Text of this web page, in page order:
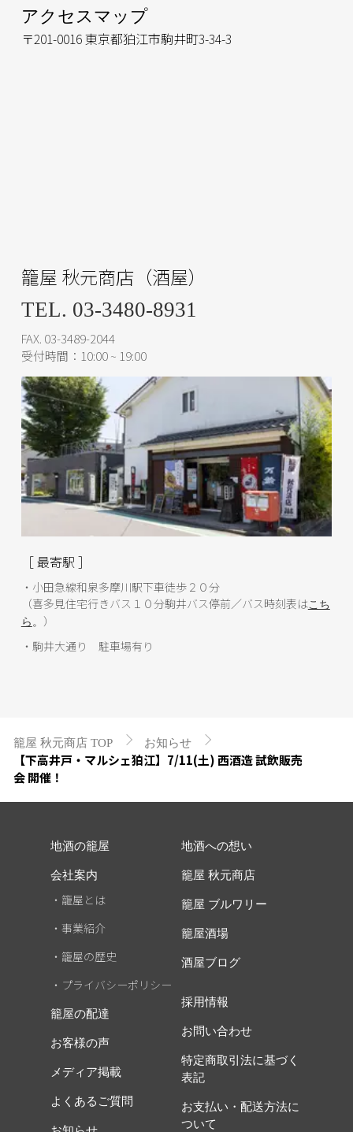
アクセスマップ
〒201-0016 東京都狛江市駒井町3-34-3
籠屋 秋元商店（酒屋）
TEL. 03-3480-8931
FAX. 03-3489-2044
受付時間：10:00 ~ 19:00
［ 最寄駅 ］
・小田急線和泉多摩川駅下車徒歩２０分
（喜多見住宅行きバス１０分駒井バス停前／バス時刻表はこち
ら 。 ）
・駒井大通り 駐車場有り
籠屋 秋元商店 TOP お知らせ
【下高井戸・マルシェ狛江】7/11(土) 西酒造 試飲販売
会 開催！
地酒の籠屋
会社案内
・籠屋とは
・事業紹介
・籠屋の歴史
・プライバシーポリシー
地酒への想い
籠屋 秋元商店
籠屋 ブルワリー
籠屋酒場
酒屋ブログ
籠屋の配達
お客様の声
メディア掲載
よくあるご質問
採用情報
お問い合わせ
特定商取引法に基づく
表記
お支払い・配送方法に
ついて